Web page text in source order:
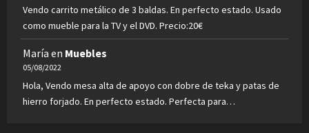
Vendo carrito metálico de 3 baldas. En perfecto estado. Usado
como mueble para la TV y el DVD. Precio:20€
María en Muebles
05/08/2022
Hola, Vendo mesa alta de apoyo con dobre de teka y patas de
hierro forjado. En perfecto estado. Perfecta para…